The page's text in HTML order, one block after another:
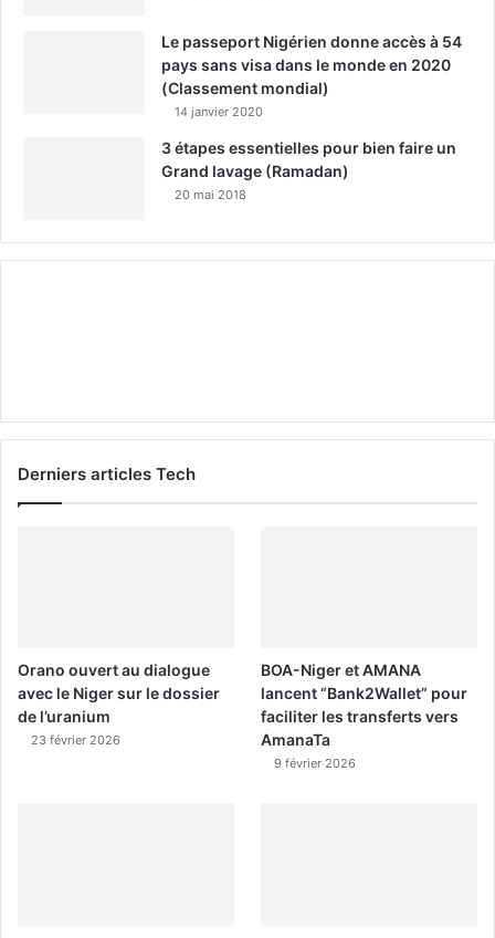
Le passeport Nigérien donne accès à 54
pays sans visa dans le monde en 2020
(Classement mondial)
14 janvier 2020
3 étapes essentielles pour bien faire un
Grand lavage (Ramadan)
20 mai 2018
Derniers articles Tech
Orano ouvert au dialogue
avec le Niger sur le dossier
de l’uranium
23 février 2026
BOA-Niger et AMANA
lancent “Bank2Wallet” pour
faciliter les transferts vers
AmanaTa
9 février 2026